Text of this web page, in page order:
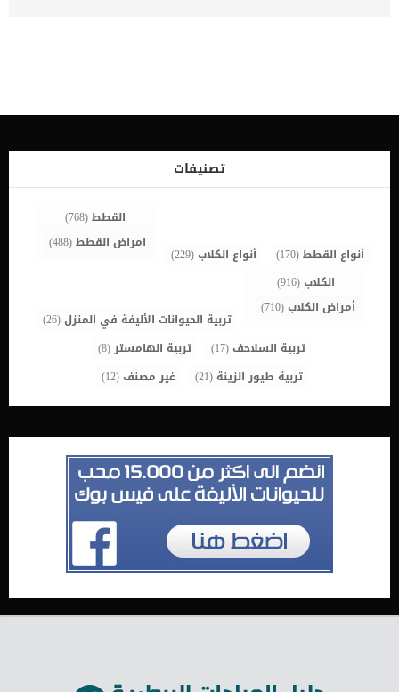
_هذه السلالة معروفة بالذكاء الشديد _كما ان لديها مهارات حل
باستخدام مجموعة متنوعة من الأصوات التعبيرية. _فضولى للغاية _له
القدرة على فتح الابواب والنوافذ _يفضل ان يكون البيت هادئا وان يحصل
على الرعاية التامة من صاحبه _حذر ودقيق _محب للحيوانات والاختلاط
تصنيفات
أنواع القطط(170) أنواع الكلاب(229)
القطط(768)
امراض القطط(488)
الكلاب(916)
أمراض الكلاب(710)
تربية الحيوانات الأليفة في المنزل(26)
تربية السلاحف(17) تربية الهامستر(8)
تربية طيور الزينة (21) غير مصنف(12)